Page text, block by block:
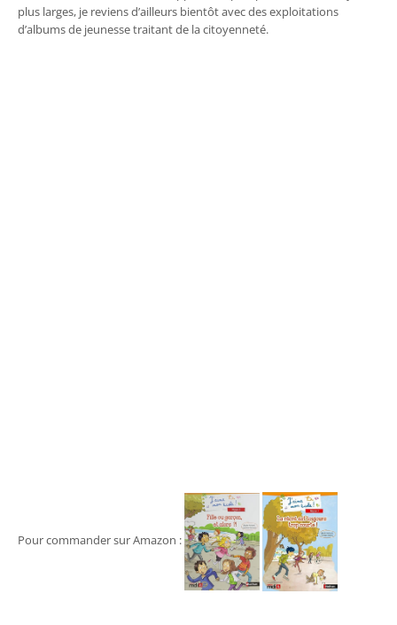
plus larges, je reviens d’ailleurs bientôt avec des exploitations
d’albums de jeunesse traitant de la citoyenneté.
Pour commander sur Amazon :